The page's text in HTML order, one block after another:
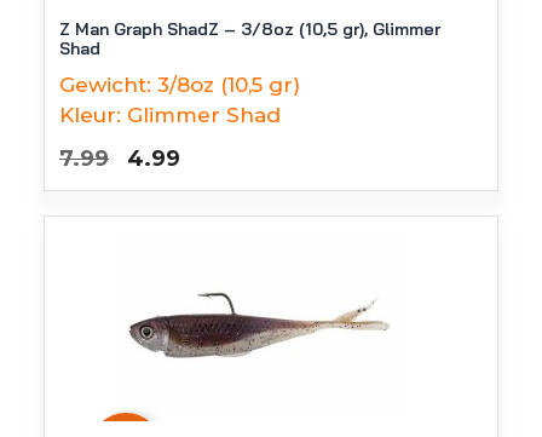
38
Z Man Graph ShadZ – 3/8oz (10,5 gr), Glimmer
Shad
Gewicht: 3/8oz (10,5 gr)
Kleur: Glimmer Shad
7.99
Oorspronkelijke
prijs
was:
4.99
prijs
is: